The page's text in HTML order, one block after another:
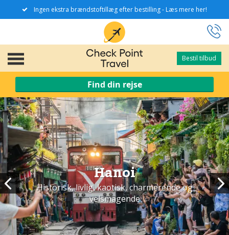
Ingen ekstra brændstoftillæg efter bestilling - Læs mere her!
Bestil tilbud
Bestil tilbud
Find din rejse
Hanoi
Historisk, livlig, kaotisk, charmerende og
velsmagende